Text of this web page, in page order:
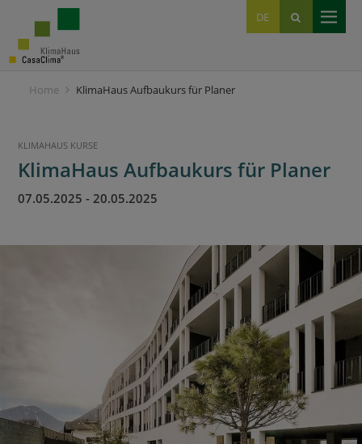
DE
IT
EN
Home KlimaHaus Aufbaukurs für Planer
KLIMAHAUS KURSE
KlimaHaus Aufbaukurs für Planer
07.05.2025- 20.05.2025